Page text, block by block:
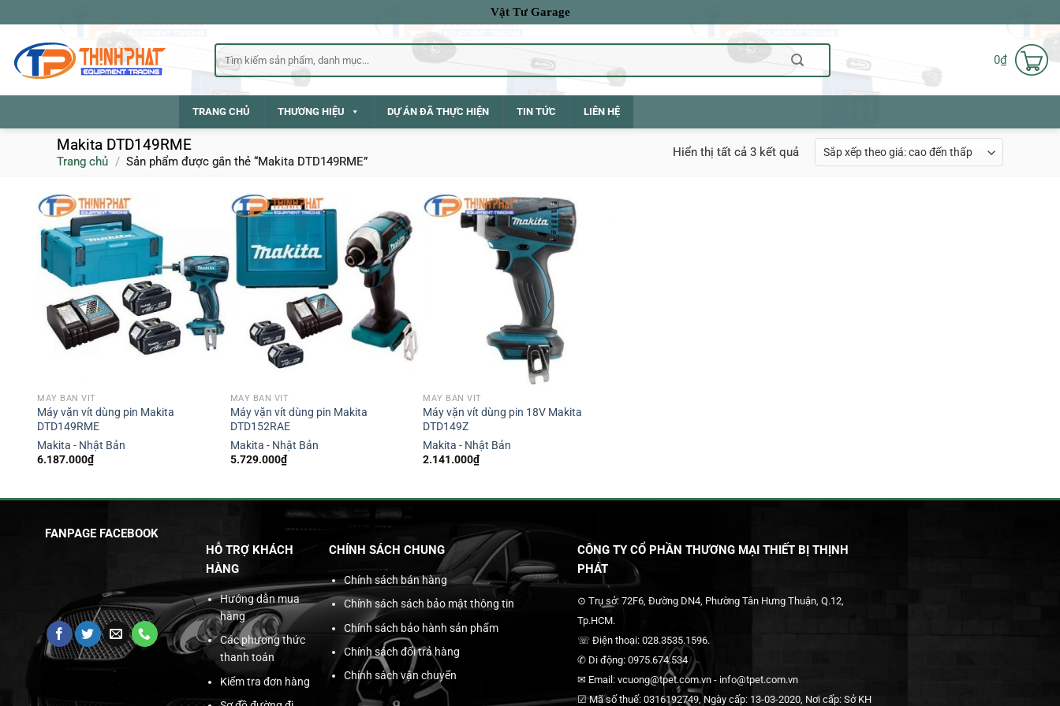
qua
dung
Vật Tư Garage
Tìm
kiếm:
0₫
TRANG CHỦ THƯƠNG HIỆU DỰ ÁN ĐÃ THỰC HIỆN TIN TỨC LIÊN HỆ
Makita DTD149RME
Trang chủ / Sản phẩm được gắn thẻ “Makita DTD149RME”
Hiển thị tất cả 3 kết quảĐã
MÁY BẮN VÍT
Máy vặn vít dùng pin Makita
DTD149RME
Makita - Nhật Bản
6.187.000₫
MÁY BẮN VÍT
Máy vặn vít dùng pin Makita
DTD152RAE
Makita - Nhật Bản
5.729.000₫
MÁY BẮN VÍT
Máy vặn vít dùng pin 18V Makita
DTD149Z
Makita - Nhật Bản
2.141.000₫
FANPAGE FACEBOOK
HỖ TRỢ KHÁCH
HÀNG
Hướng dẫn mua
hàng
Các phương thức
thanh toán
Kiểm tra đơn hàng
CHÍNH SÁCH CHUNG
Chính sách bán hàng
Chính sách sách bảo mật thông tin
Chính sách bảo hành sản phẩm
Chính sách đổi trả hàng
Chính sách vận chuyển
CÔNG TY CỔ PHẦN THƯƠNG MẠI THIẾT BỊ THỊNH
PHÁT
⊙ Trụ sở: 72F6, Đường DN4, Phường Tân Hưng Thuận, Q.12,
Tp.HCM.
☏ Điện thoại: 028.3535.1596.
✆ Di động: 0975.674.534
✉ Email: vcuong@tpet.com.vn - info@tpet.com.vn
☑ Mã số thuế: 0316192749, Ngày cấp: 13-03-2020, Nơi cấp: Sở KH